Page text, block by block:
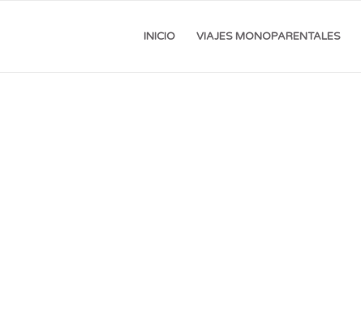
INICIO VIAJES MONOPARENTALES